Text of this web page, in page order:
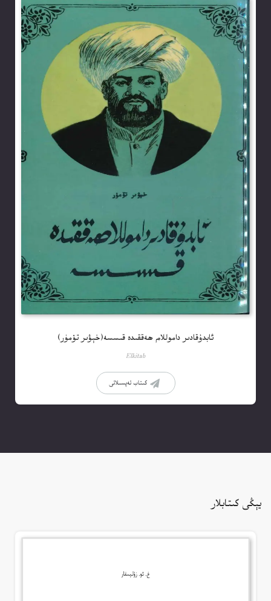
ئابدۇقادىر داموللام ھەققىدە قىسسە(خېۋىر تۆمۈر)
Elkitab
كىتاب تەپسىلاتى
يېڭى كىتابلار